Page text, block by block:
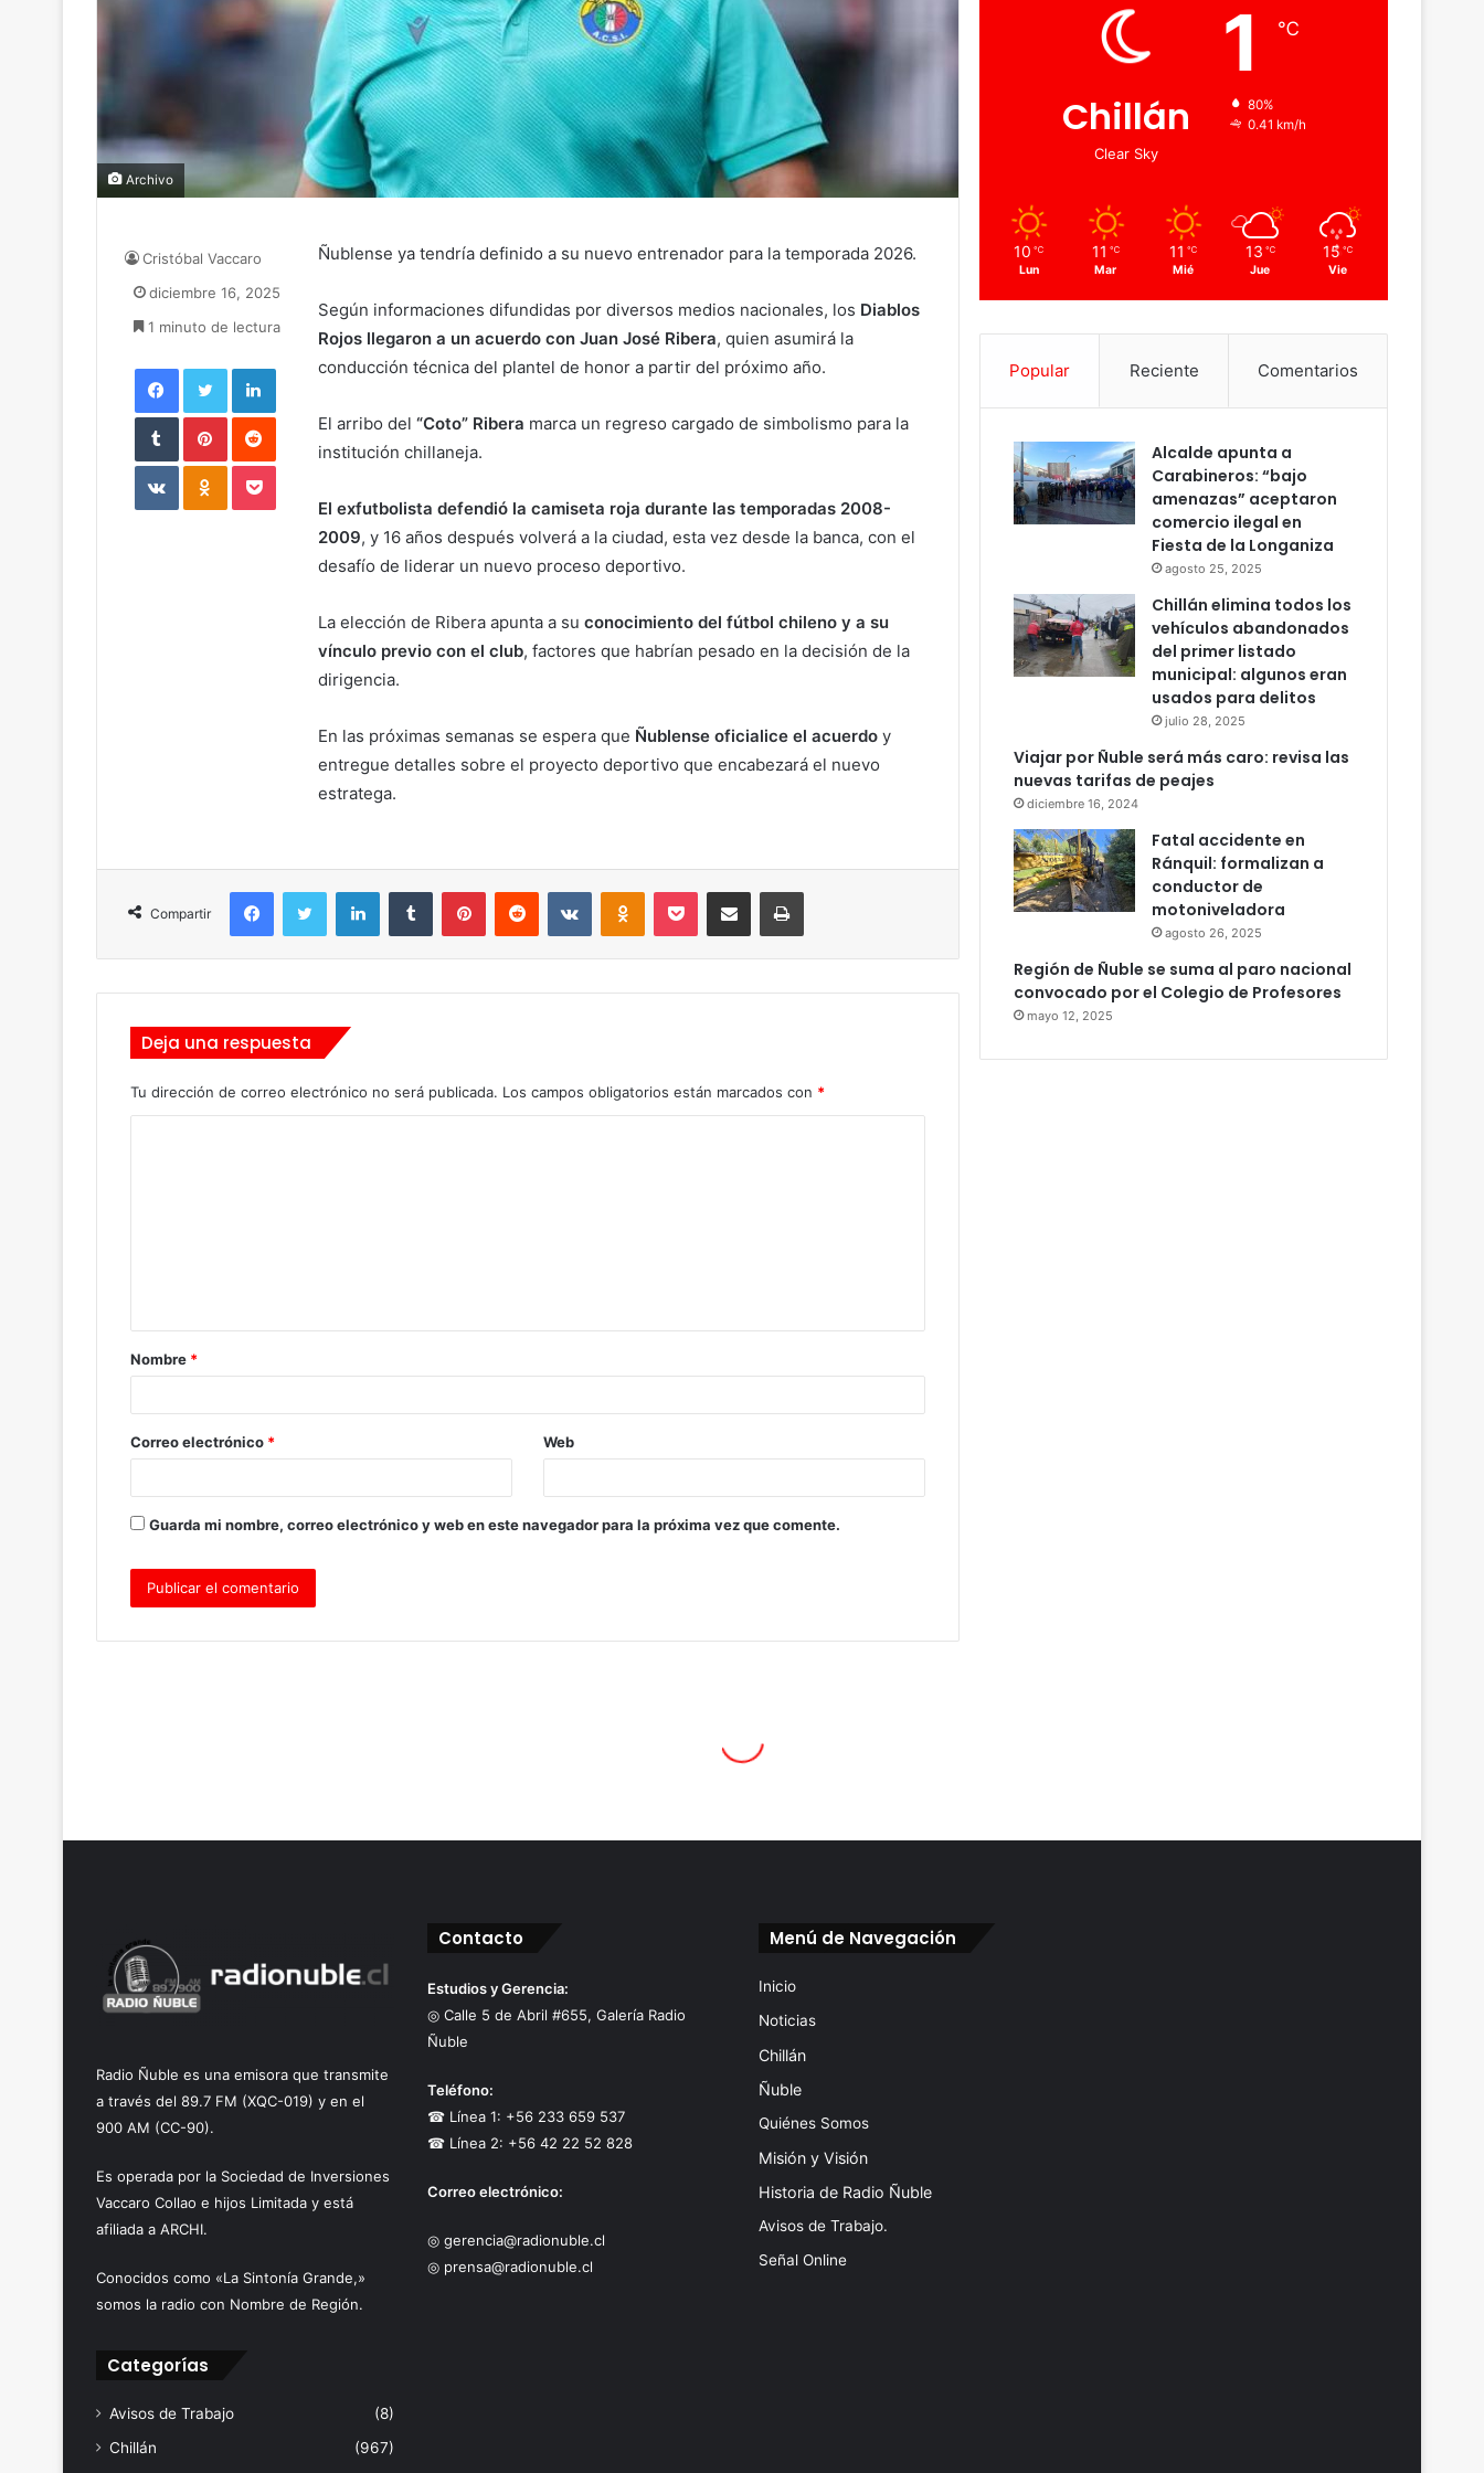
Archivo
Ñublense ya tendría definido a su nuevo entrenador para la temporada 2026.
Según informaciones difundidas por diversos medios nacionales, los Diablos
Rojos llegaron a un acuerdo con Juan José Ribera, quien asumirá la
conducción técnica del plantel de honor a partir del próximo año.
El arribo del “Coto” Ribera marca un regreso cargado de simbolismo para la
institución chillaneja.
El exfutbolista defendió la camiseta roja durante las temporadas 2008-
2009, y 16 años después volverá a la ciudad, esta vez desde la banca, con el
desafío de liderar un nuevo proceso deportivo.
La elección de Ribera apunta a su conocimiento del fútbol chileno y a su
vínculo previo con el club, factores que habrían pesado en la decisión de la
dirigencia.
En las próximas semanas se espera que Ñublense oficialice el acuerdo y
entregue detalles sobre el proyecto deportivo que encabezará el nuevo
estratega.
Cristóbal Vaccaro
diciembre 16, 2025
1 minuto de lectura
Facebook Twitter LinkedIn
Tumblr Pinterest Reddit
VKontakte Odnoklassniki Pocket
Compartir
Deja una respuesta
Tu dirección de correo electrónico no será publicada. Los campos obligatorios están marcados con *
a
r
*
Nombre *
Correo electrónico * Web
Guarda mi nombre, correo electrónico y web en este navegador para la próxima vez que comente.
Chillán
Clear Sky
1 ℃
80%
0.41 km/h
10 ℃
Lun
11 ℃
Mar
11 ℃
Mié
13 ℃
Jue
15 ℃
Vie
Popular Reciente Comentarios
Alcalde apunta a
Carabineros: “bajo
amenazas” aceptaron
comercio ilegal en
Fiesta de la Longaniza
agosto 25, 2025
Chillán elimina todos los
vehículos abandonados
del primer listado
municipal: algunos eran
usados para delitos
julio 28, 2025
Viajar por Ñuble será más caro: revisa las
nuevas tarifas de peajes
diciembre 16, 2024
Fatal accidente en
Ránquil: formalizan a
conductor de
motoniveladora
agosto 26, 2025
Región de Ñuble se suma al paro nacional
convocado por el Colegio de Profesores
mayo 12, 2025
Radio Ñuble es una emisora que transmite
a través del 89.7 FM (XQC-019) y en el
900 AM (CC-90).
Es operada por la Sociedad de Inversiones
Vaccaro Collao e hijos Limitada y está
afiliada a ARCHI.
Conocidos como «La Sintonía Grande,»
somos la radio con Nombre de Región.
Categorías
Avisos de Trabajo
(8)
Chillán
(967)
Contacto
Estudios y Gerencia:
◎ Calle 5 de Abril #655, Galería Radio
Ñuble
Teléfono:
☎ Línea 1: +56 233 659 537
☎ Línea 2: +56 42 22 52 828
Correo electrónico:
◎ gerencia@radionuble.cl
◎ prensa@radionuble.cl
Menú de Navegación
Inicio
Noticias
Chillán
Ñuble
Quiénes Somos
Misión y Visión
Historia de Radio Ñuble
Avisos de Trabajo.
Señal Online